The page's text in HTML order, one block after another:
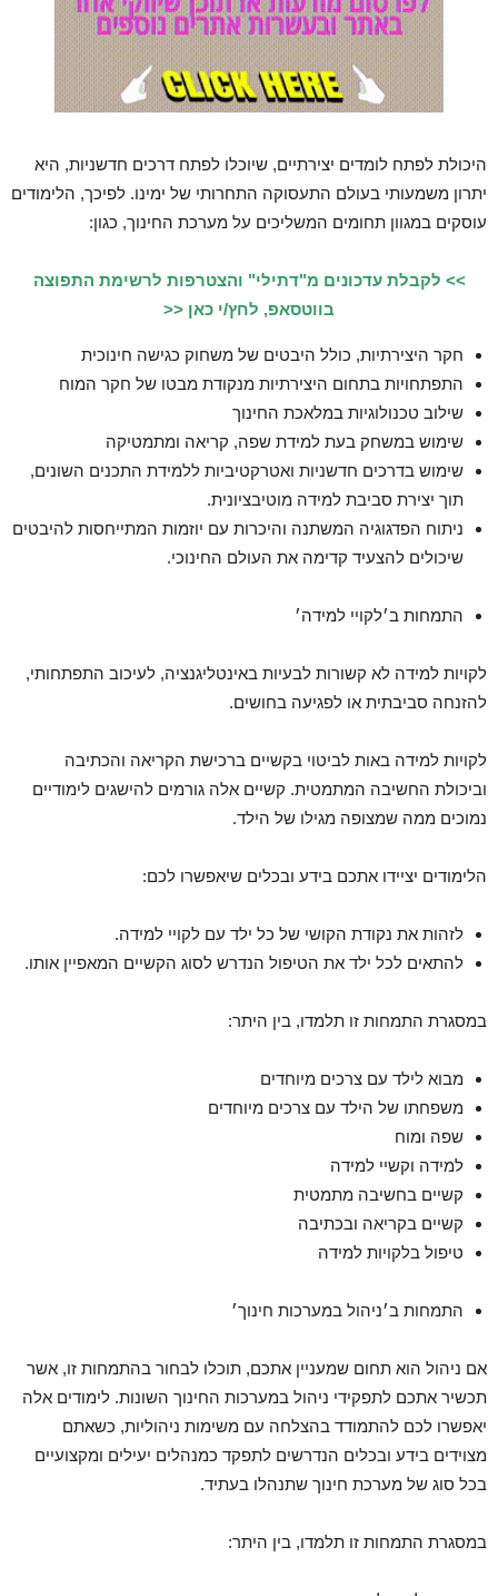
היכולת לפתח לומדים יצירתיים, שיוכלו לפתח דרכים חדשניות, היא
יתרון משמעותי בעולם התעסוקה התחרותי של ימינו. לפיכך, הלימודים
עוסקים במגוון תחומים המשליכים על מערכת החינוך, כגון:
>> לקבלת עדכונים מ"דתילי" והצטרפות לרשימת התפוצה
בווטסאפ, לחץ/י כאן <<
חקר היצירתיות, כולל היבטים של משחוק כגישה חינוכית
התפתחויות בתחום היצירתיות מנקודת מבטו של חקר המוח
שילוב טכנולוגיות במלאכת החינוך
שימוש במשחק בעת למידת שפה, קריאה ומתמטיקה
שימוש בדרכים חדשניות ואטרקטיביות ללמידת התכנים השונים,
תוך יצירת סביבת למידה מוטיבציונית.
ניתוח הפדגוגיה המשתנה והיכרות עם יוזמות המתייחסות להיבטים
שיכולים להצעיד קדימה את העולם החינוכי.
התמחות ב׳לקויי למידה׳
לקויות למידה לא קשורות לבעיות באינטליגנציה, לעיכוב התפתחותי,
להזנחה סביבתית או לפגיעה בחושים.
לקויות למידה באות לביטוי בקשיים ברכישת הקריאה והכתיבה
וביכולת החשיבה המתמטית. קשיים אלה גורמים להישגים לימודיים
נמוכים ממה שמצופה מגילו של הילד.
הלימודים יציידו אתכם בידע ובכלים שיאפשרו לכם:
לזהות את נקודת הקושי של כל ילד עם לקויי למידה.
להתאים לכל ילד את הטיפול הנדרש לסוג הקשיים המאפיין אותו.
במסגרת התמחות זו תלמדו, בין היתר:
מבוא לילד עם צרכים מיוחדים
משפחתו של הילד עם צרכים מיוחדים
שפה ומוח
למידה וקשיי למידה
קשיים בחשיבה מתמטית
קשיים בקריאה ובכתיבה
טיפול בלקויות למידה
התמחות ב׳ניהול במערכות חינוך׳
אם ניהול הוא תחום שמעניין אתכם, תוכלו לבחור בהתמחות זו, אשר
תכשיר אתכם לתפקידי ניהול במערכות החינוך השונות. לימודים אלה
יאפשרו לכם להתמודד בהצלחה עם משימות ניהוליות, כשאתם
מצוידים בידע ובכלים הנדרשים לתפקד כמנהלים יעילים ומקצועיים
בכל סוג של מערכת חינוך שתנהלו בעתיד.
במסגרת התמחות זו תלמדו, בין היתר: